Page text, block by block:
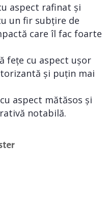
aspect rafinat și
un fir subțire de
care îl fac foarte
fețe cu aspect ușor
și puțin mai
aspect mătăsos și
notabilă.